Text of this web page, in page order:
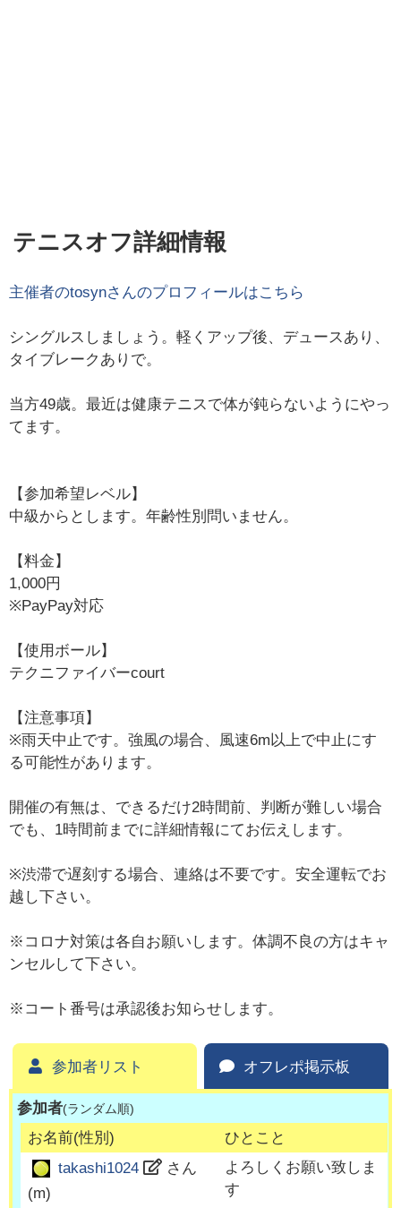
テニスオフ詳細情報
主催者のtosynさんのプロフィールはこちら
シングルスしましょう。軽くアップ後、デュースあり、
タイブレークありで。
当方49歳。最近は健康テニスで体が鈍らないようにやっ
てます。
【参加希望レベル】
中級からとします。年齢性別問いません。
【料金】
1,000円
※PayPay対応
【使用ボール】
テクニファイバーcourt
【注意事項】
※雨天中止です。強風の場合、風速6m以上で中止にす
る可能性があります。
開催の有無は、できるだけ2時間前、判断が難しい場合
でも、1時間前までに詳細情報にてお伝えします。
※渋滞で遅刻する場合、連絡は不要です。安全運転でお
越し下さい。
※コロナ対策は各自お願いします。体調不良の方はキャ
ンセルして下さい。
※コート番号は承認後お知らせします。
参加者リスト オフレポ掲示板
参加者(ランダム順)
お名前(性別)
ひとこと
takashi1024
さん
(m)
よろしくお願い致しま
す